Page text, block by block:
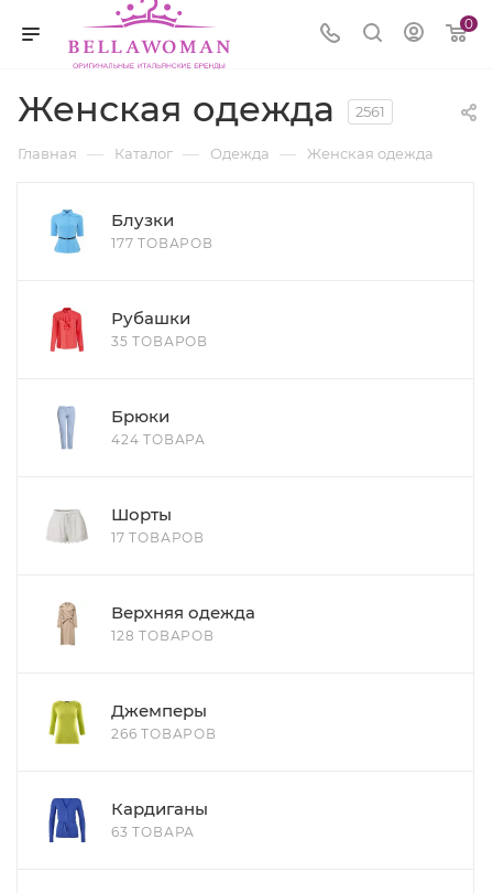
0
Женская одежда 2561
Главная — Каталог — Одежда — Женская одежда
Блузки
177 ТОВАРОВ
Рубашки
35 ТОВАРОВ
Брюки
424 ТОВАРА
Шорты
17 ТОВАРОВ
Верхняя одежда
128 ТОВАРОВ
Джемперы
266 ТОВАРОВ
Кардиганы
63 ТОВАРА